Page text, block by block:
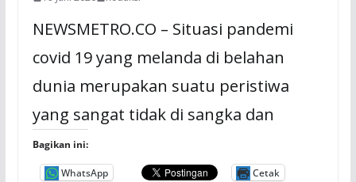
NEWSMETRO.CO – Situasi pandemi
covid 19 yang melanda di belahan
dunia merupakan suatu peristiwa
yang sangat tidak di sangka dan
Bagikan ini:
WhatsApp Cetak